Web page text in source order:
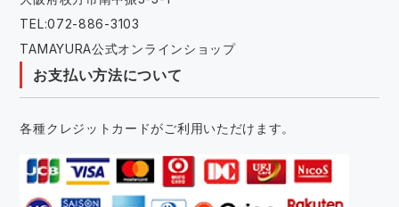
TEL:072-886-3103
TAMAYURA公式オンラインショップ
お支払い方法について
各種クレジットカードがご利用いただけます。